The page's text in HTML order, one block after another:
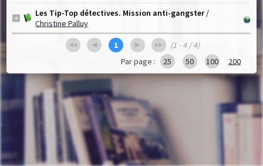
Les Tip-Top détectives. Mission anti-gangster/
Christine Palluy
1
(1 - 4 / 4)
Par page :
25 50 100 200